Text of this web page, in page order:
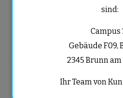
Keine Kategorien
sind:
Campus
Gebäude F09,
2345 Brunn
Ihr Team von